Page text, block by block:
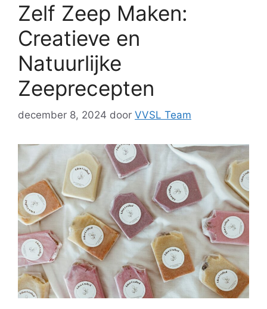
Zelf Zeep Maken:
Creatieve en
Natuurlijke
Zeeprecepten
december 8, 2024 door VVSL Team